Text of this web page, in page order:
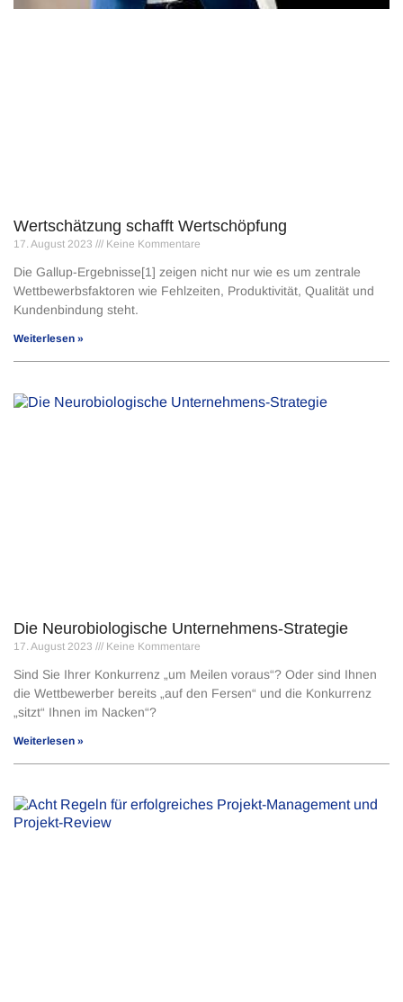
Wertschätzung schafft Wertschöpfung
17. August 2023 Keine Kommentare
Die Gallup-Ergebnisse[1] zeigen nicht nur wie es um zentrale
Wettbewerbsfaktoren wie Fehlzeiten, Produktivität, Qualität und
Kundenbindung steht.
Weiterlesen »
Die Neurobiologische Unternehmens-Strategie
17. August 2023 Keine Kommentare
Sind Sie Ihrer Konkurrenz „um Meilen voraus“? Oder sind Ihnen
die Wettbewerber bereits „auf den Fersen“ und die Konkurrenz
„sitzt“ Ihnen im Nacken“?
Weiterlesen »